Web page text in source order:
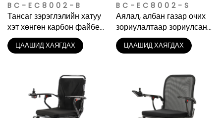
BC-EC8002-B
Тансаг зэрэглэлийн хатуу
хэт хөнгөн карбон файбер
цахилгаан тэргэнцэр
ЦААШИД ХАЯГДАХ
BC-EC8002-S
Аялал, албан газар очих
зориулалтаар зориулсан
хөнгөн нүүрстөрөгчийн
шилэн цахилгаан түлхүүр
ЦААШИД ХАЯГДАХ